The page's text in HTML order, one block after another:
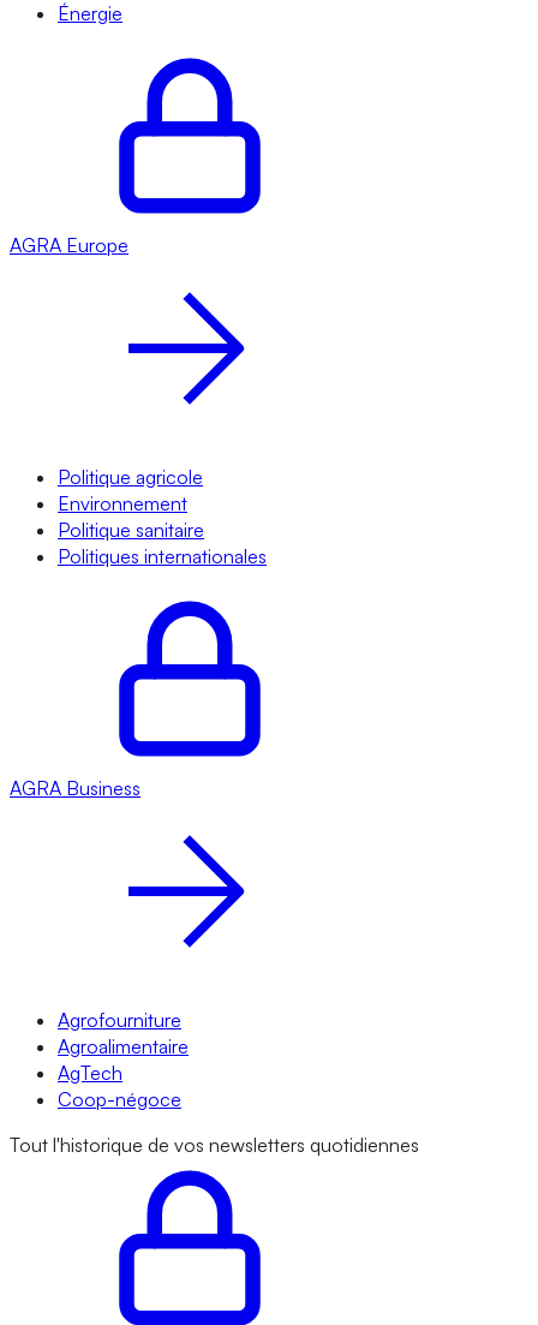
Énergie
AGRA Europe
Politique agricole
Environnement
Politique sanitaire
Politiques internationales
AGRA Business
Agrofourniture
Agroalimentaire
AgTech
Coop-négoce
Tout l'historique de vos newsletters quotidiennes